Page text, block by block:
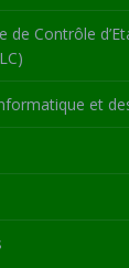
de Contrôle
et